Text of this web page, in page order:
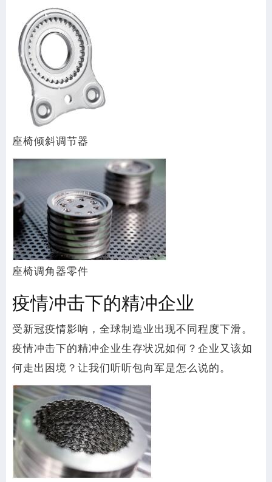
座椅倾斜调节器
座椅调角器零件
疫情冲击下的精冲企业
受新冠疫情影响，全球制造业出现不同程度下滑。
疫情冲击下的精冲企业生存状况如何？企业又该如
何走出困境？让我们听听包向军是怎么说的。